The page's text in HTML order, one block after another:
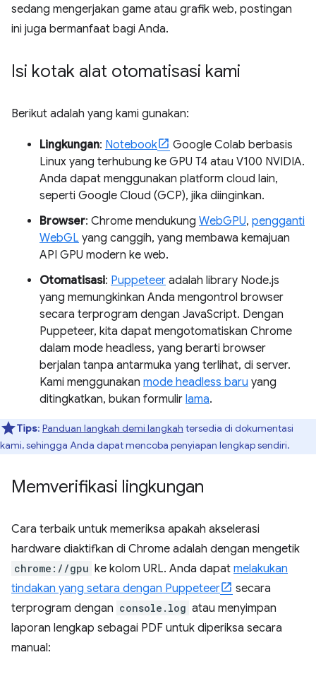
sedang mengerjakan game atau grafik web, postingan
ini juga bermanfaat bagi Anda.
Isi kotak alat otomatisasi kami
Berikut adalah yang kami gunakan:
Lingkungan: Notebook
Google Colab berbasis
Linux yang terhubung ke GPU T4 atau V100 NVIDIA.
Anda dapat menggunakan platform cloud lain,
seperti Google Cloud (GCP), jika diinginkan.
Browser: Chrome mendukung WebGPU, pengganti
WebGL yang canggih, yang membawa kemajuan
API GPU modern ke web.
Otomatisasi: Puppeteer adalah library Node.js
yang memungkinkan Anda mengontrol browser
secara terprogram dengan JavaScript. Dengan
Puppeteer, kita dapat mengotomatiskan Chrome
dalam mode headless, yang berarti browser
berjalan tanpa antarmuka yang terlihat, di server.
Kami menggunakan mode headless baru yang
ditingkatkan, bukan formulir lama.
Tips: Panduan langkah demi langkah tersedia di dokumentasi
kami, sehingga Anda dapat mencoba penyiapan lengkap sendiri.
Memverifikasi lingkungan
Cara terbaik untuk memeriksa apakah akselerasi
hardware diaktifkan di Chrome adalah dengan mengetik
chrome://gpu ke kolom URL. Anda dapat melakukan
tindakan yang setara dengan Puppeteer
secara
terprogram dengan console.log atau menyimpan
laporan lengkap sebagai PDF untuk diperiksa secara
manual: